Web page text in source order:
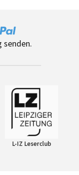
senden.
L-IZ Leserclub